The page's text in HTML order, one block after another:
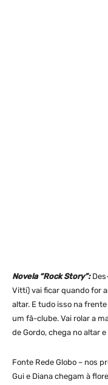
Novela “Rock Story”:
Vitti) vai ficar quando for
altar. E tudo isso na
um fã-clube. Vai rolar a
de Gordo, chega no altar e
Fonte Rede Globo – nos
Gui e Diana chegam à